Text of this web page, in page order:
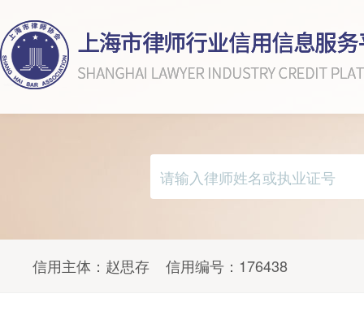
信用主体： 赵思存 信用编号： 176438